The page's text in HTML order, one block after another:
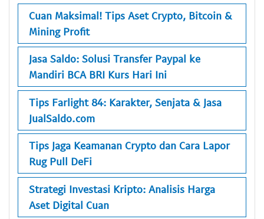
Cuan Maksimal! Tips Aset Crypto, Bitcoin &
Mining Profit
Jasa Saldo: Solusi Transfer Paypal ke
Mandiri BCA BRI Kurs Hari Ini
Tips Farlight 84: Karakter, Senjata & Jasa
JualSaldo.com
Tips Jaga Keamanan Crypto dan Cara Lapor
Rug Pull DeFi
Strategi Investasi Kripto: Analisis Harga
Aset Digital Cuan